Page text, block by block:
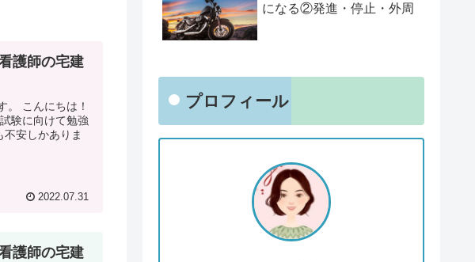
護師の宅建
。 こんにちは！
験に向けて勉強
安しかありま
2022.07.31
護師の宅建
になる②発進・停止・外周
プロフィール